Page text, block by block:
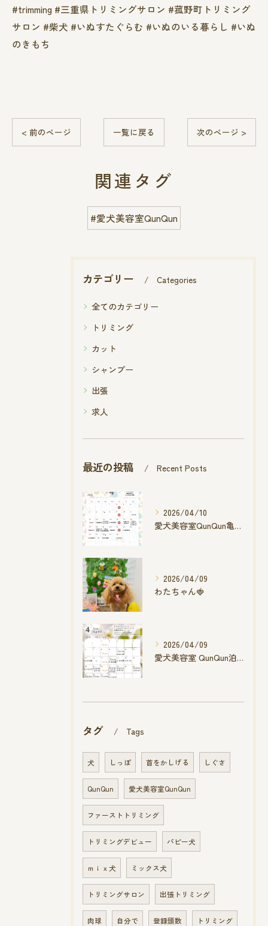
#trimming #三重県トリミングサロン #菰野町トリミング
サロン #柴犬 #いぬすたぐらむ #いぬのいる暮らし #いぬ
のきもち
< 前のページ 一覧に戻る 次のページ >
関連タグ
#愛犬美容室QunQun
カテゴリー Categories
全てのカテゴリー
トリミング
カット
シャンプー
出張
求人
最近の投稿 Recent Posts
2026/04/10
愛犬美容室QunQun亀山エコー店
2026/04/09
わたちゃん🍓
2026/04/09
愛犬美容室 QunQun泊店 4月空き状況です
タグ Tags
犬 しっぽ 首をかしげる しぐさ
QunQun 愛犬美容室QunQun
ファーストトリミング
トリミングデビュー パピー犬
ｍｉｘ犬 ミックス犬
トリミングサロン 出張トリミング
肉球 自分で 登録頭数 トリミング